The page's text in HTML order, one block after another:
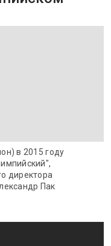
в 2015 году
директора
Пак